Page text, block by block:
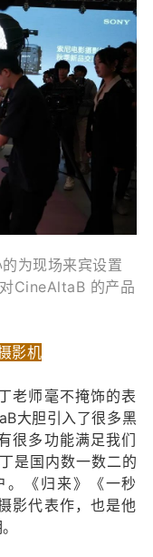
为现场来宾设置
CineAltaB 的产品
影机
老师毫不掩饰的表
大胆引入了很多黑
很多功能满足我们
是国内数一数二的
《归来》《一秒
影代表作，也是他